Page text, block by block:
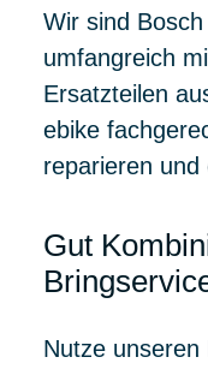
Wir sind
umfangreich
Ersatzteilen
ebike
reparieren und
Gut
Nutze unseren